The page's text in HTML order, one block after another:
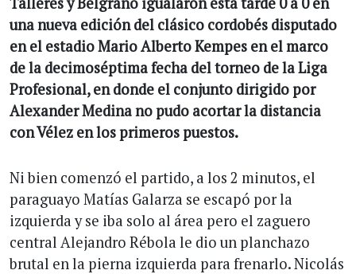
una nueva edición del clásico cordobés disputado
en el estadio Mario Alberto Kempes en el marco
de la decimoséptima fecha del torneo de la Liga
Profesional, en donde el conjunto dirigido por
Alexander Medina no pudo acortar la distancia
con Vélez en los primeros puestos.
Ni bien comenzó el partido, a los 2 minutos, el
paraguayo Matías Galarza se escapó por la
izquierda y se iba solo al área pero el zaguero
central Alejandro Rébola le dio un planchazo
brutal en la pierna izquierda para frenarlo. Nicolás